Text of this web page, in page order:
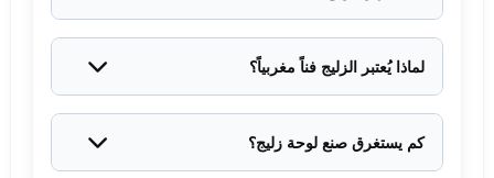
مرجعاً للزليج التقليدي في العالم.
قرن من ظهوره في فاس. وصل عبر الحرفيين المغاربة
والقصور.
لماذا يُعتبر الزليج فناً مغربياً؟
الأساسية ابتُكرت هناك، والمدرسة الحرفية المتخصصة
كم يستغرق صنع لوحة زليج؟